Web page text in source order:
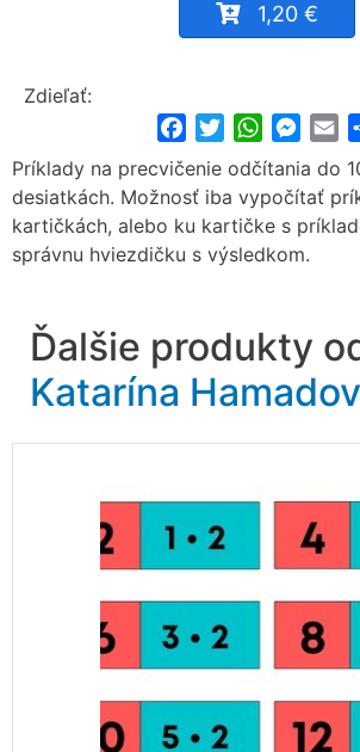
1,20 €
Zdieľať:
FacebookTwitterWhatsApp
Príklady na precvičenie odčítania do
desiatkách. Možnosť iba vypočítať
kartičkách, alebo ku kartičke s
správnu hviezdičku s výsledkom.
Ďalšie produkty
Katarína